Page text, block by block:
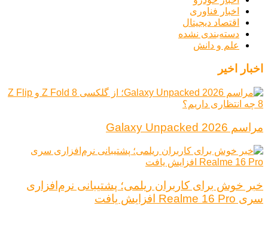
اخبار فناوری
اقتصاد دیجیتال
دسته‌بندی نشده
علم و دانش
اخبار اخیر
مراسم Galaxy Unpacked 2026
خبر خوش برای کاربران ریلمی؛ پشتیبانی نرم‌افزاری
سری Realme 16 Pro افزایش یافت